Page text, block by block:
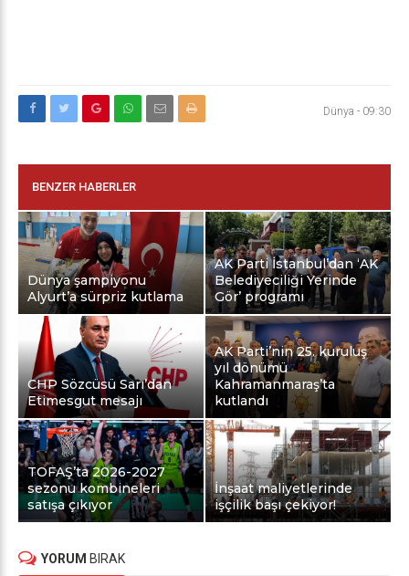
Dünya - 09:30
BENZER HABERLER
Dünya şampiyonu
Alyurt’a sürpriz kutlama
AK Parti İstanbul’dan ‘AK
Belediyeciliği Yerinde
Gör’ programı
CHP Sözcüsü Sarı’dan
Etimesgut mesajı
AK Parti’nin 25. kuruluş
yıl dönümü
Kahramanmaraş’ta
kutlandı
TOFAŞ’ta 2026-2027
sezonu kombineleri
satışa çıkıyor
İnşaat maliyetlerinde
işçilik başı çekiyor!
YORUM BIRAK